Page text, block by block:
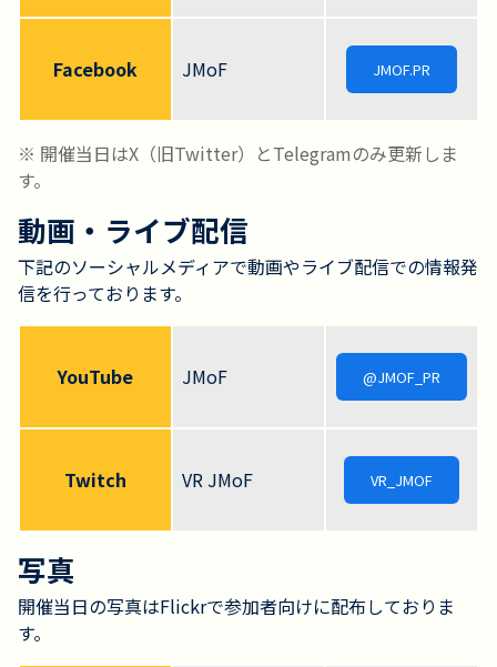
Facebook JMoF JMOF.PR
※ 開催当日はX（旧Twitter）とTelegramのみ更新しま
す。
動画・ライブ配信
下記のソーシャルメディアで動画やライブ配信での情報発
信を行っております。
YouTube JMoF @JMOF_PR
Twitch VR JMoF VR_JMOF
写真
開催当日の写真はFlickrで参加者向けに配布しておりま
す。